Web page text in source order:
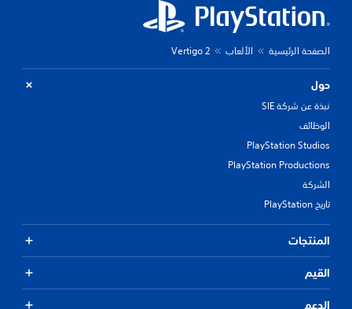
الصفحة الرئيسية الألعاب Vertigo 2
حول
نبذة عن شركة SIE
الوظائف
PlayStation Studios
PlayStation Productions
الشركة
تاريخ PlayStation
المنتجات
القيم
الدعم